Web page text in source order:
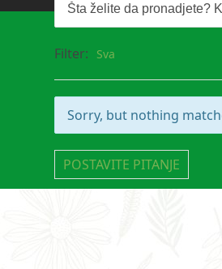
Filter: Sva
Sorry, but nothing
POSTAVITE PITANJE